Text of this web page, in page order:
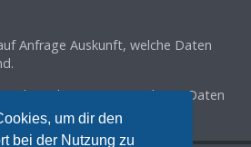
um dir den
bei der Nutzung zu
Anfrage Auskunft, welche Daten
bzw. Sperrung deiner Daten
bitte den Betreiber.